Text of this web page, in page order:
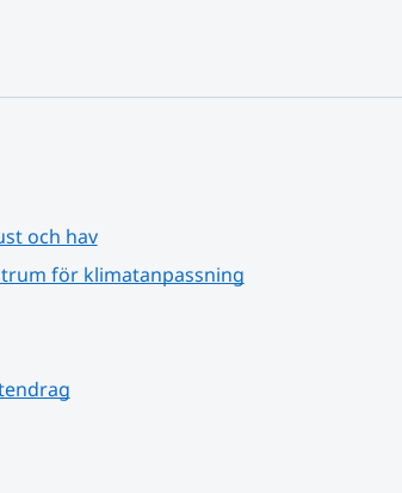
och hav
för klimatanpassning